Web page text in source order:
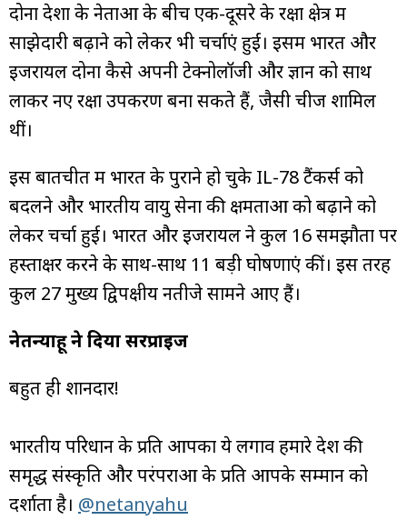
दोनों देशों के नेताओं के बीच एक-दूसरे के रक्षा क्षेत्र में
साझेदारी बढ़ाने को लेकर भी चर्चाएं हुईं। इसमें भारत और
इजरायल दोनों कैसे अपनी टेक्नोलॉजी और ज्ञान को साथ
लाकर नए रक्षा उपकरण बना सकते हैं, जैसी चीजें शामिल
थीं।
इस बातचीत में भारत के पुराने हो चुके IL-78 टैंकर्स को
बदलने और भारतीय वायु सेना की क्षमताओं को बढ़ाने को
लेकर चर्चा हुई। भारत और इजरायल ने कुल 16 समझौतों पर
हस्ताक्षर करने के साथ-साथ 11 बड़ी घोषणाएं कीं। इस तरह
कुल 27 मुख्य द्विपक्षीय नतीजे सामने आए हैं।
नेतन्याहू ने दिया सरप्राइज
बहुत ही शानदार!
भारतीय परिधान के प्रति आपका ये लगाव हमारे देश की
समृद्ध संस्कृति और परंपराओं के प्रति आपके सम्मान को
दर्शाता है। @netanyahu